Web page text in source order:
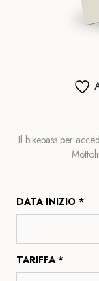
Il bikepass per
DATA INIZIO *
TARIFFA *